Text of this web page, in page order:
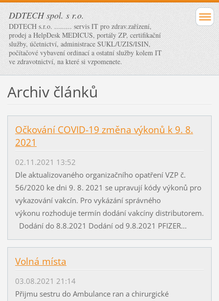
DDTECH spol. s r.o.
DDTECH s.r.o. ......... servis IT pro zdrav.zařízení,
prodej a HelpDesk MEDICUS, portály ZP, certifikační
služby, účetnictví, administrace SUKL/UZIS/ISIN,
počítačové vybavení ordinací a ostatní služby kolem IT
ve zdravotnictví, na které si vzpomenete.
Archiv článků
Očkování COVID-19 změna výkonů k 9. 8.
2021
02.11.2021 13:52
Dle aktualizovaného organizačního opatření VZP č.
56/2020 ke dni 9. 8. 2021 se upravují kódy výkonů pro
vykazování vakcín. Pro vykázání správného
výkonu rozhoduje termín dodání vakcíny distributorem.
Dodání do 8.8.2021 Dodání od 9.8.2021 PFIZER...
Volná místa
03.08.2021 21:14
Přijmu sestru do Ambulance ran a chirurgické